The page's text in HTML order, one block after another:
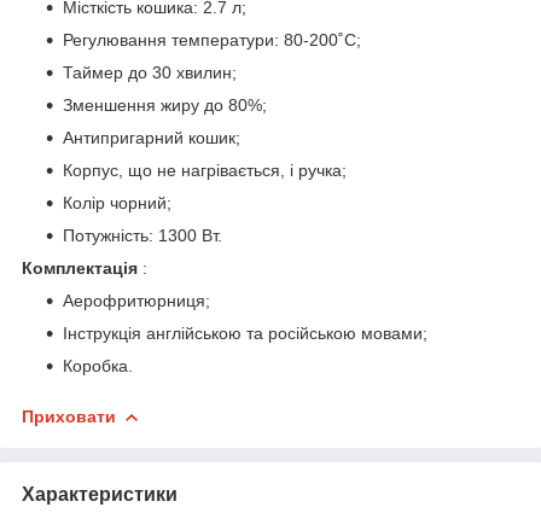
Місткість кошика: 2.7 л;
Регулювання температури: 80-200˚C;
Таймер до 30 хвилин;
Зменшення жиру до 80%;
Антипригарний кошик;
Корпус, що не нагрівається, і ручка;
Колір чорний;
Потужність: 1300 Вт.
Комплектація :
Аерофритюрниця;
Інструкція англійською та російською мовами;
Коробка.
Приховати
Характеристики